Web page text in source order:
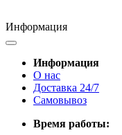
Информация
Информация
О нас
Доставка 24/7
Самовывоз
Время работы: